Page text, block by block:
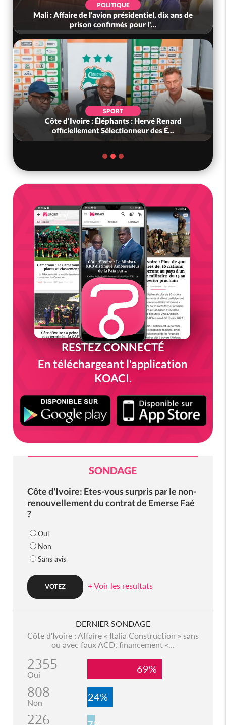
POLITIQUE
Mali : Affaire de l'avion présidentiel, dix ans de
prison confirmés pour l'...
SPORT
Côte d'Ivoire : Éléphants : Hervé Renard
officiellement Sélectionneur des É...
RESTEZ CONNECTÉ
En téléchargeant l'application
KOACI.
SONDAGE
Côte d'Ivoire: Etes-vous surpris par le non-
renouvellement du contrat de Emerse Faé
?
Oui
Non
Sans avis
+ Voir les resultats
DERNIER SONDAGE
Côte d'Ivoire : Affaire « Italia Construction » sans
ou avec faux ACD, financement «...
2355
Oui 69%
808
Non 24%
226